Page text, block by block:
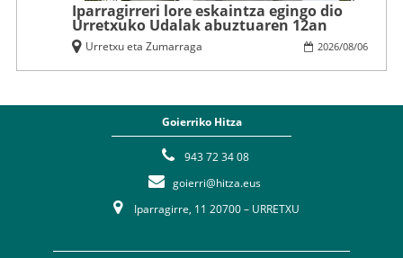
Iparragirreri lore eskaintza egingo dio
Urretxuko Udalak abuztuaren 12an
2026/08/06
Urretxu eta Zumarraga
Goierriko Hitza
943 72 34 08
goierri@hitza.eus
Iparragirre, 11 20700 – URRETXU